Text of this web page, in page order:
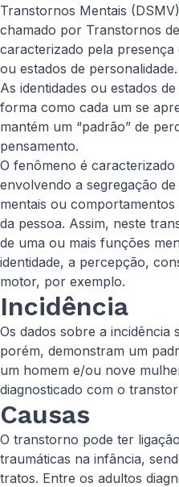
Transtornos Mentais
chamado por Transtornos
caracterizado pela presença
ou estados de personalidade.
As identidades ou estados
forma como cada um se
mantém um “padrão” de
pensamento.
O fenômeno é
envolvendo a segregação
mentais ou
da pessoa. Assim, neste
de uma ou mais funções
identidade, a percepção,
motor, por exemplo.
Incidência
Os dados sobre a incidência
porém, demonstram um
um homem e/ou nove
diagnosticado com o
Causas
O transtorno pode ter
traumáticas na infância,
tratos. Entre os adultos